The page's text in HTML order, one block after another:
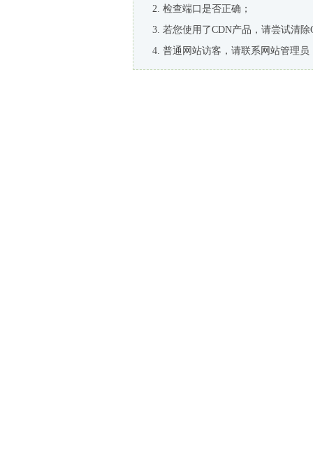
检查端口是否正确；
若您使用了CDN产品，请尝试清除
普通网站访客，请联系网站管理员